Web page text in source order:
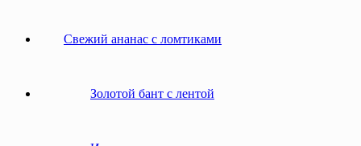
Свежий ананас с ломтиками
Золотой бант с лентой